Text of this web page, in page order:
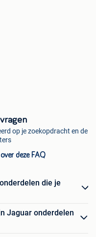
op je zoekopdracht en de
deze FAQ
die je
Jaguar onderdelen